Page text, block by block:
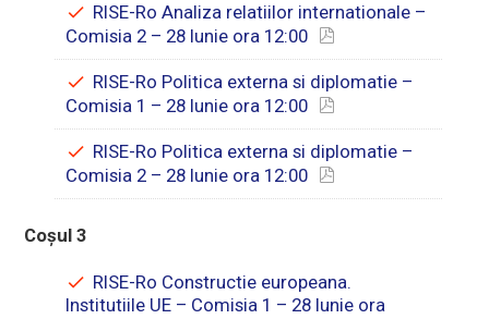
RISE-Ro Analiza relatiilor internationale –
Comisia 2 – 28 Iunie ora 12:00
RISE-Ro Politica externa si diplomatie –
Comisia 1 – 28 Iunie ora 12:00
RISE-Ro Politica externa si diplomatie –
Comisia 2 – 28 Iunie ora 12:00
Coșul 3
RISE-Ro Constructie europeana.
Institutiile UE – Comisia 1 – 28 Iunie ora